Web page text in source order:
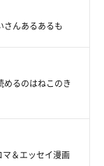
さんあるあるも
めるのはねこのき
マ＆エッセイ漫画